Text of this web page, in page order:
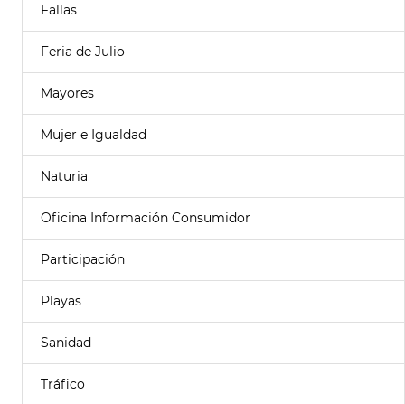
Fallas
Feria de Julio
Mayores
Mujer e Igualdad
Naturia
Oficina Información Consumidor
Participación
Playas
Sanidad
Tráfico